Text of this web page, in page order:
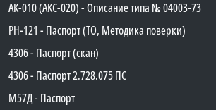
АК-010 (АКС-020) - Описание типа № 04003-73
PH-121 - Паспорт (ТО, Методика поверки)
4306 - Паспорт (скан)
4306 - Паспорт 2.728.075 ПС
М57Д - Паспорт